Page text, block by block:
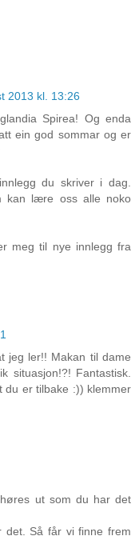
2013 kl. 13:26
Spirea! Og enda
ein god sommar og er
du skriver i dag.
kan lære oss alle noko
meg til nye innlegg fra
jeg ler!! Makan til dame
situasjon!?! Fantastisk.
du er tilbake :)) klemmer
ut som du har det
det. Så får vi finne frem